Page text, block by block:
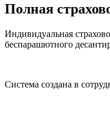
Полная
Индивидуальная
беспарашютного
Система создана в